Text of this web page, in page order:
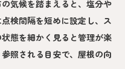
気候を踏まえると、塩分や
検間隔を短めに設定し、ス
態を細かく見ると管理が楽
照される目安で、屋根の向